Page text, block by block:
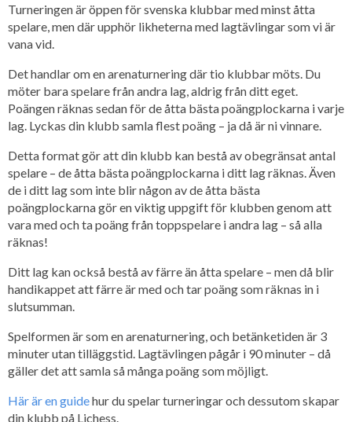
Turneringen är öppen för svenska klubbar med minst åtta
spelare, men där upphör likheterna med lagtävlingar som vi är
vana vid.
Det handlar om en arenaturnering där tio klubbar möts. Du
möter bara spelare från andra lag, aldrig från ditt eget.
Poängen räknas sedan för de åtta bästa poängplockarna i varje
lag. Lyckas din klubb samla flest poäng – ja då är ni vinnare.
Detta format gör att din klubb kan bestå av obegränsat antal
spelare – de åtta bästa poängplockarna i ditt lag räknas. Även
de i ditt lag som inte blir någon av de åtta bästa
poängplockarna gör en viktig uppgift för klubben genom att
vara med och ta poäng från toppspelare i andra lag – så alla
räknas!
Ditt lag kan också bestå av färre än åtta spelare – men då blir
handikappet att färre är med och tar poäng som räknas in i
slutsumman.
Spelformen är som en arenaturnering, och betänketiden är 3
minuter utan tilläggstid. Lagtävlingen pågår i 90 minuter – då
gäller det att samla så många poäng som möjligt.
Här är en guidehur du spelar turneringar och dessutom skapar
din klubb på Lichess.